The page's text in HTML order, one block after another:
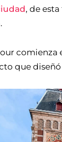
, de
comienza
que